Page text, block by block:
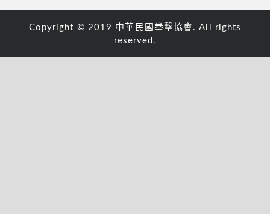
Copyright © 2019 中華民國拳擊協會. All rights
reserved.